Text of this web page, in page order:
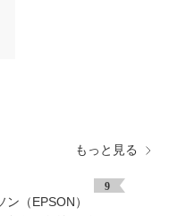
もっと見る
9